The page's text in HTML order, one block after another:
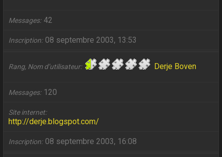
Messages 42
Inscription 08 septembre 2003, 13:53
Rang, Nom d’utilisateur Derje Boven
Messages 120
Site internet
http://derje.blogspot.com/
Inscription 08 septembre 2003, 16:08